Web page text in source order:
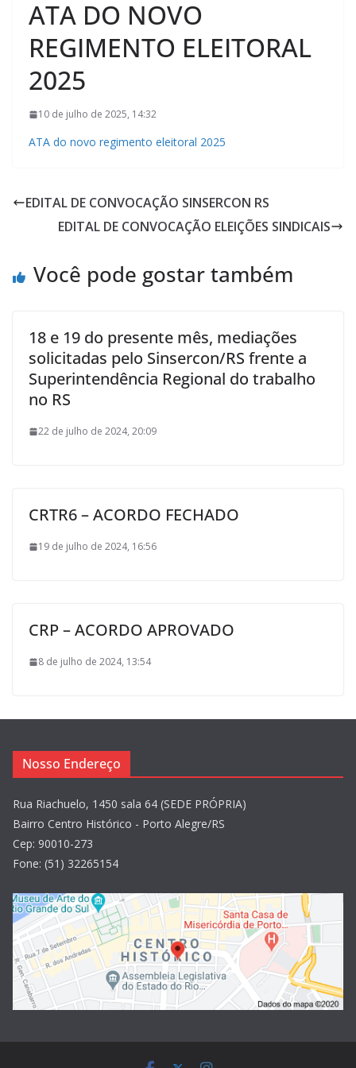
ATA DO NOVO
REGIMENTO ELEITORAL
2025
10 de julho de 2025, 14:32
ATA do novo regimento eleitoral 2025
EDITAL DE CONVOCAÇÃO SINSERCON RS
EDITAL DE CONVOCAÇÃO ELEIÇÕES SINDICAIS
Você pode gostar também
18 e 19 do presente mês, mediações
solicitadas pelo Sinsercon/RS frente a
Superintendência Regional do trabalho
no RS
22 de julho de 2024, 20:09
CRTR6 – ACORDO FECHADO
19 de julho de 2024, 16:56
CRP – ACORDO APROVADO
8 de julho de 2024, 13:54
Nosso Endereço
Rua Riachuelo, 1450 sala 64 (SEDE PRÓPRIA)
Bairro Centro Histórico - Porto Alegre/RS
Cep: 90010-273
Fone: (51) 32265154